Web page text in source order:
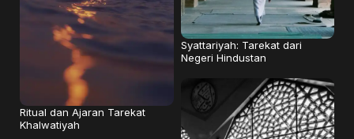
Ritual dan Ajaran Tarekat
Khalwatiyah
Syattariyah: Tarekat dari
Negeri Hindustan